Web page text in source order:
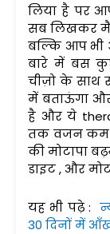
लिया है पर
सब लिखकर मैं
बल्कि आप भी
बारे में बस
चीज़ो के साथ
में बताऊंगा
है और ये
तक वजन कम
की मोटापा
डाइट , और
यह भी पढ़े :
30 दिनों में